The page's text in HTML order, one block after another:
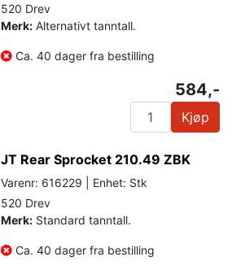
520 Drev
Merk: Alternativt tanntall.
Ca. 40 dager fra bestilling
584,-
Kjøp
JT Rear Sprocket 210.49 ZBK
Varenr: 616229 | Enhet: Stk
520 Drev
Merk: Standard tanntall.
Ca. 40 dager fra bestilling